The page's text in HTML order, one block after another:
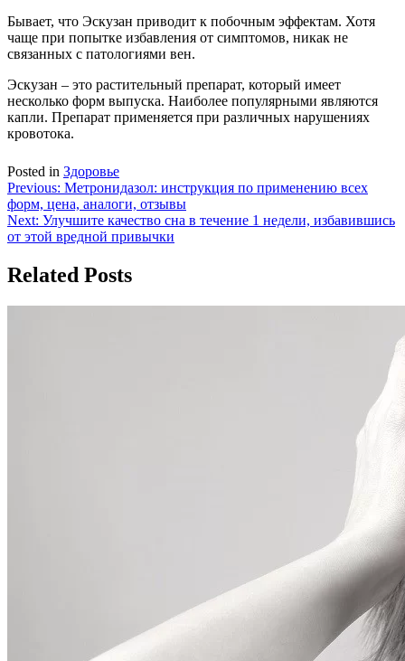
Бывает, что Эскузан приводит к побочным эффектам. Хотя
чаще при попытке избавления от симптомов, никак не
связанных с патологиями вен.
Эскузан – это растительный препарат, который имеет
несколько форм выпуска. Наиболее популярными являются
капли. Препарат применяется при различных нарушениях
кровотока.
Posted in Здоровье
Навигация
по
записям
Previous: Метронидазол: инструкция по применению всех
форм, цена, аналоги, отзывы
Next: Улучшите качество сна в течение 1 недели, избавившись
от этой вредной привычки
Related Posts